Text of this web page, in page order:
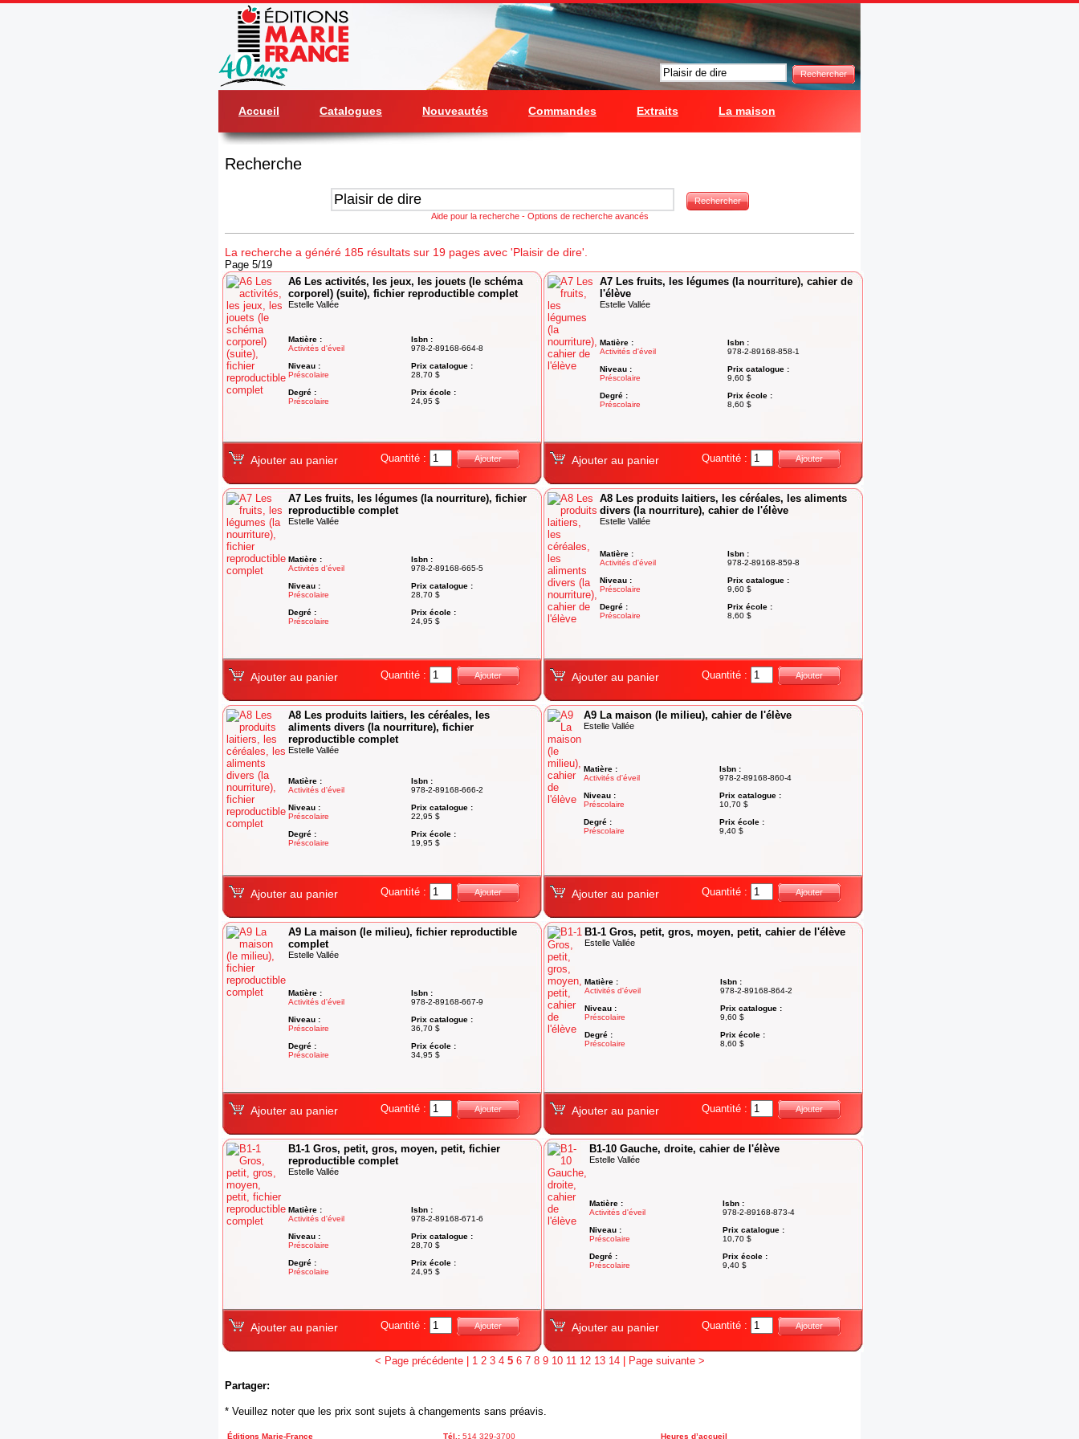
Rechercher
Accueil Catalogues Nouveautés Commandes Extraits La maison
Recherche
Rechercher
Aide pour la recherche - Options de recherche avancés
La recherche a généré 185 résultats sur 19 pages avec 'Plaisir de dire'.
Page 5/19
A6 Les activités, les jeux, les jouets (le schéma
corporel) (suite), fichier reproductible complet
Estelle Vallée
Matière :
Activités d'éveil
Niveau :
Préscolaire
Degré :
Préscolaire
Isbn :
978-2-89168-664-8
Prix catalogue :
28,70 $
Prix école :
24,95 $
Ajouter au panier Quantité : Ajouter
A7 Les fruits, les légumes (la nourriture), cahier de
l'élève
Estelle Vallée
Matière :
Activités d'éveil
Niveau :
Préscolaire
Degré :
Préscolaire
Isbn :
978-2-89168-858-1
Prix catalogue :
9,60 $
Prix école :
8,60 $
Ajouter au panier Quantité : Ajouter
A7 Les fruits, les légumes (la nourriture), fichier
reproductible complet
Estelle Vallée
Matière :
Activités d'éveil
Niveau :
Préscolaire
Degré :
Préscolaire
Isbn :
978-2-89168-665-5
Prix catalogue :
28,70 $
Prix école :
24,95 $
Ajouter au panier Quantité : Ajouter
A8 Les produits laitiers, les céréales, les aliments
divers (la nourriture), cahier de l'élève
Estelle Vallée
Matière :
Activités d'éveil
Niveau :
Préscolaire
Degré :
Préscolaire
Isbn :
978-2-89168-859-8
Prix catalogue :
9,60 $
Prix école :
8,60 $
Ajouter au panier Quantité : Ajouter
A8 Les produits laitiers, les céréales, les
aliments divers (la nourriture), fichier
reproductible complet
Estelle Vallée
Matière :
Activités d'éveil
Niveau :
Préscolaire
Degré :
Préscolaire
Isbn :
978-2-89168-666-2
Prix catalogue :
22,95 $
Prix école :
19,95 $
Ajouter au panier Quantité : Ajouter
A9 La maison (le milieu), cahier de l'élève
Estelle Vallée
Matière :
Activités d'éveil
Niveau :
Préscolaire
Degré :
Préscolaire
Isbn :
978-2-89168-860-4
Prix catalogue :
10,70 $
Prix école :
9,40 $
Ajouter au panier Quantité : Ajouter
A9 La maison (le milieu), fichier reproductible
complet
Estelle Vallée
Matière :
Activités d'éveil
Niveau :
Préscolaire
Degré :
Préscolaire
Isbn :
978-2-89168-667-9
Prix catalogue :
36,70 $
Prix école :
34,95 $
Ajouter au panier Quantité : Ajouter
B1-1 Gros, petit, gros, moyen, petit, cahier de l'élève
Estelle Vallée
Matière :
Activités d'éveil
Niveau :
Préscolaire
Degré :
Préscolaire
Isbn :
978-2-89168-864-2
Prix catalogue :
9,60 $
Prix école :
8,60 $
Ajouter au panier Quantité : Ajouter
B1-1 Gros, petit, gros, moyen, petit, fichier
reproductible complet
Estelle Vallée
Matière :
Activités d'éveil
Niveau :
Préscolaire
Degré :
Préscolaire
Isbn :
978-2-89168-671-6
Prix catalogue :
28,70 $
Prix école :
24,95 $
Ajouter au panier Quantité : Ajouter
B1-10 Gauche, droite, cahier de l'élève
Estelle Vallée
Matière :
Activités d'éveil
Niveau :
Préscolaire
Degré :
Préscolaire
Isbn :
978-2-89168-873-4
Prix catalogue :
10,70 $
Prix école :
9,40 $
Ajouter au panier Quantité : Ajouter
< Page précédente| 1 2 3 4 5 6 7 8 9 10 11 12 13 14 Page suivante >
Partager:
* Veuillez noter que les prix sont sujets à changements sans préavis.
Éditions Marie-France Tél.: 514 329-3700 Heures d’accueil